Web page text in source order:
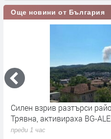
Още новини от България
Силен взрив разтърси
Трявна, активираха BG-
преди 1 час